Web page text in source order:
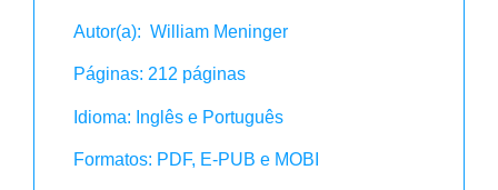
Autor(a): William Meninger
Páginas: 212 páginas
Idioma: Inglês e Português
Formatos: PDF, E-PUB e MOBI